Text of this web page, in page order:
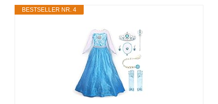
BESTSELLER NR. 4